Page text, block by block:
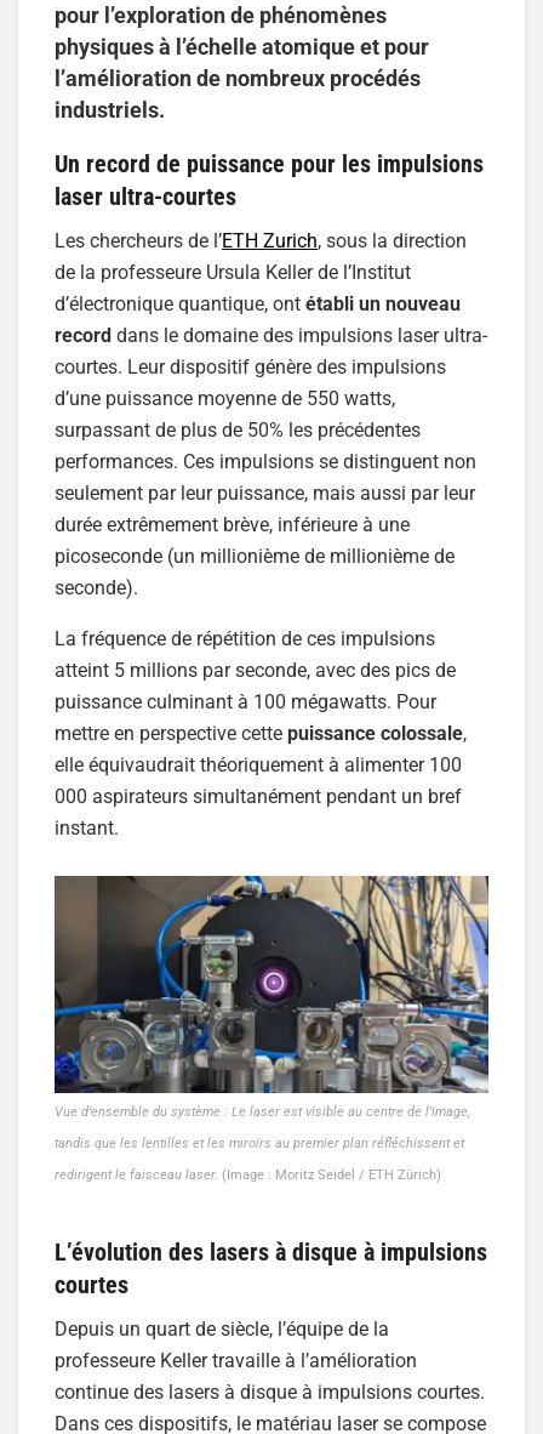
pour l’exploration de phénomènes
physiques à l’échelle atomique et pour
l’amélioration de nombreux procédés
industriels.
Un record de puissance pour les impulsions
laser ultra-courtes
Les chercheurs de l’ETH Zurich, sous la direction
de la professeure Ursula Keller de l’Institut
d’électronique quantique, ont établi un nouveau
record dans le domaine des impulsions laser ultra-
courtes. Leur dispositif génère des impulsions
d’une puissance moyenne de 550 watts,
surpassant de plus de 50% les précédentes
performances. Ces impulsions se distinguent non
seulement par leur puissance, mais aussi par leur
durée extrêmement brève, inférieure à une
picoseconde (un millionième de millionième de
seconde).
La fréquence de répétition de ces impulsions
atteint 5 millions par seconde, avec des pics de
puissance culminant à 100 mégawatts. Pour
mettre en perspective cette puissance colossale,
elle équivaudrait théoriquement à alimenter 100
000 aspirateurs simultanément pendant un bref
instant.
Vue d’ensemble du système : Le laser est visible au centre de l’image,
tandis que les lentilles et les miroirs au premier plan réfléchissent et
redirigent le faisceau laser. (Image : Moritz Seidel / ETH Zürich)
L’évolution des lasers à disque à impulsions
courtes
Depuis un quart de siècle, l’équipe de la
professeure Keller travaille à l’amélioration
continue des lasers à disque à impulsions courtes.
Dans ces dispositifs, le matériau laser se compose